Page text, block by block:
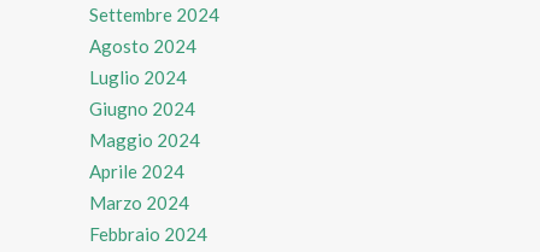
Settembre 2024
Agosto 2024
Luglio 2024
Giugno 2024
Maggio 2024
Aprile 2024
Marzo 2024
Febbraio 2024